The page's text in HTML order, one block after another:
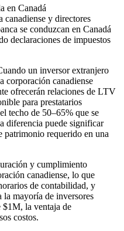
en Canadá
canadiense y directores
se conduzcan en Canadá
declaraciones de impuestos
un inversor extranjero
corporación canadiense
ofrecerán relaciones de LTV
para prestatarios
techo de 50–65% que se
diferencia puede significar
patrimonio requerido en una
y cumplimiento
canadiense, lo que
de contabilidad, y
la mayoría de inversores
$1M, la ventaja de
costos.